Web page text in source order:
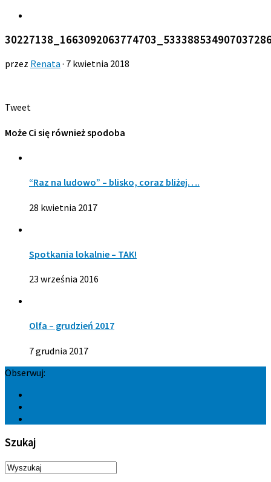
przez Renata · 7 kwietnia 2018
Tweet
Może Ci się również spodoba
“Raz na ludowo” – blisko, coraz bliżej….
28 kwietnia 2017
Spotkania lokalnie – TAK!
23 września 2016
Olfa – grudzień 2017
7 grudnia 2017
Obserwuj:
Szukaj